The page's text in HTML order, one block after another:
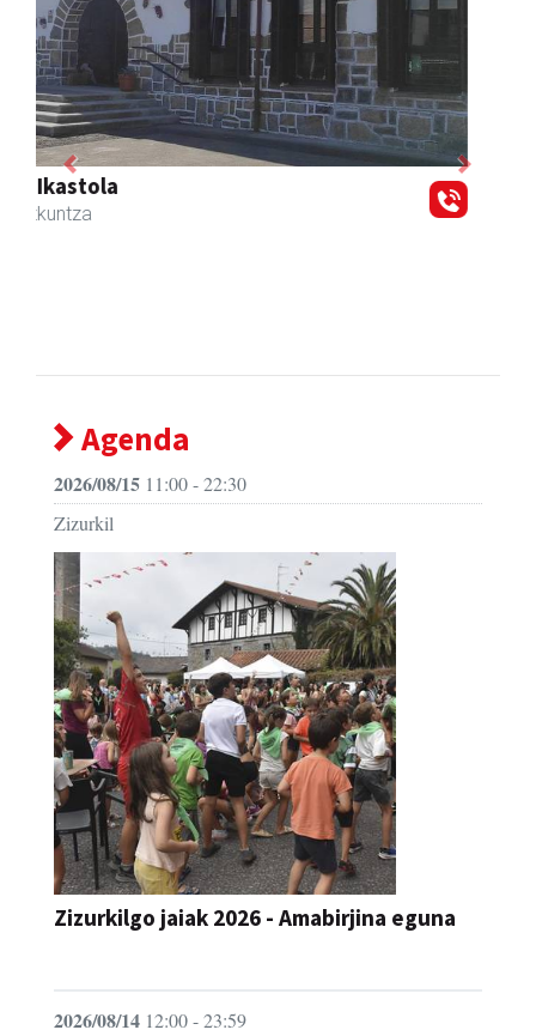
Previous Next
Agenda
2026/08/15 11:00 - 22:30
Zizurkil
Zizurkilgo jaiak 2026 - Amabirjina eguna
2026/08/14 12:00 - 23:59